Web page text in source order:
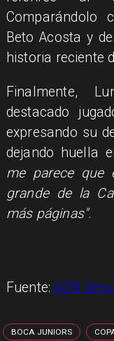
Comparándolo
Beto Acosta y
historia reciente
Finalmente,
destacado
expresando su
dejando huella
me parece que
grande de la
más páginas".
Fuente:ADN
BOCA JUNIORS